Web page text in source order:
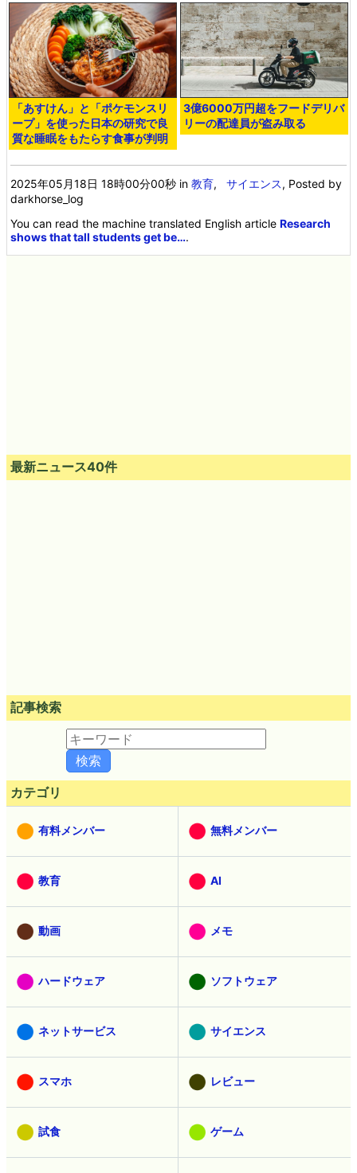
「あすけん」と「ポケモンスリ
ープ」を使った日本の研究で良
質な睡眠をもたらす食事が判明
3億6000万円超をフードデリバ
リーの配達員が盗み取る
2025年05月18日 18時00分00秒 in教育,サイエンス, Posted by
darkhorse_log
You can read the machine translated English articleResearch
shows that tall students get be….
最新ニュース40件
記事検索
カテゴリ
有料メンバー 無料メンバー
教育 AI
動画 メモ
ハードウェア ソフトウェア
ネットサービス サイエンス
スマホ レビュー
試食 ゲーム